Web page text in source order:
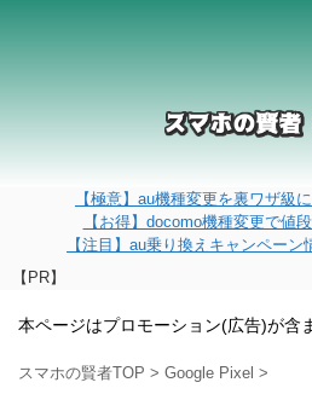
【極意】au機種変更を裏ワザ級
【お得】docomo機種変更で値
【注目】au乗り換えキャンペー
【PR】
本ページはプロモーション(広告)が含
スマホの賢者TOP > Google Pixel >